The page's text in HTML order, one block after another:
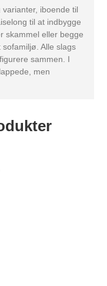
iboende til
til at indbygge
skammel eller begge
Alle slags
sammen. I
men